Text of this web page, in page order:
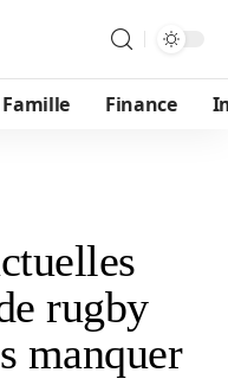
Famille Finance
rugby
manquer